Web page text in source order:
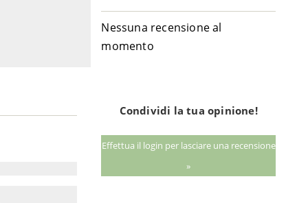
Nessuna recensione al
momento
Condividi la tua opinione!
Effettua il login per lasciare una recensione
»